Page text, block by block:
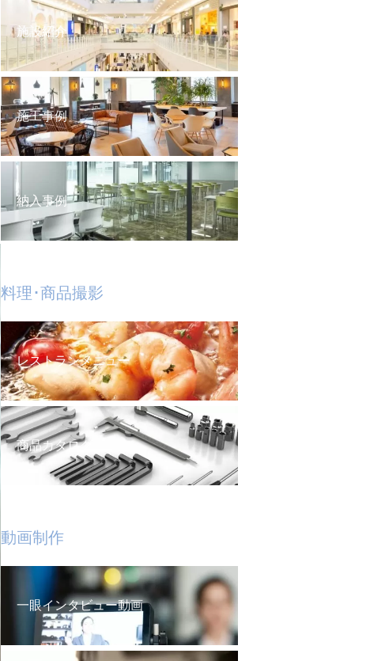
施設紹介
施工事例
納入事例
料理･商品撮影
レストランメニュー
商品カタログ
動画制作
一眼インタビュー動画